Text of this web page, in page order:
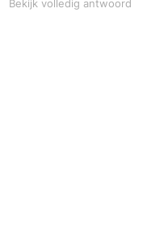
Bekijk volledig antwoord